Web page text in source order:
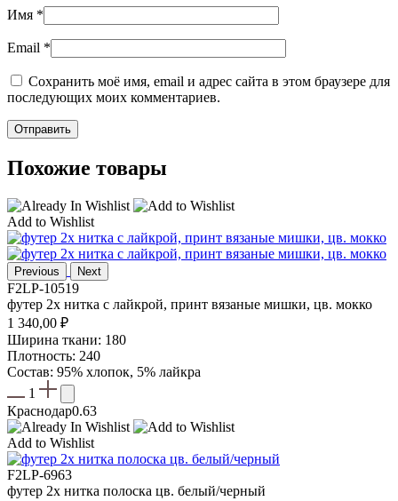
Имя *
Email *
Сохранить моё имя, email и адрес сайта в этом браузере для
последующих моих комментариев.
Похожие товары
Add to Wishlist
Previous Next
F2LP-10519
футер 2х нитка с лайкрой, принт вязаные мишки, цв. мокко
1 340,00 ₽
Ширина ткани: 180
Плотность: 240
Состав: 95% хлопок, 5% лайкра
1
Краснодар0.63
Add to Wishlist
F2LP-6963
футер 2х нитка полоска цв. белый/черный